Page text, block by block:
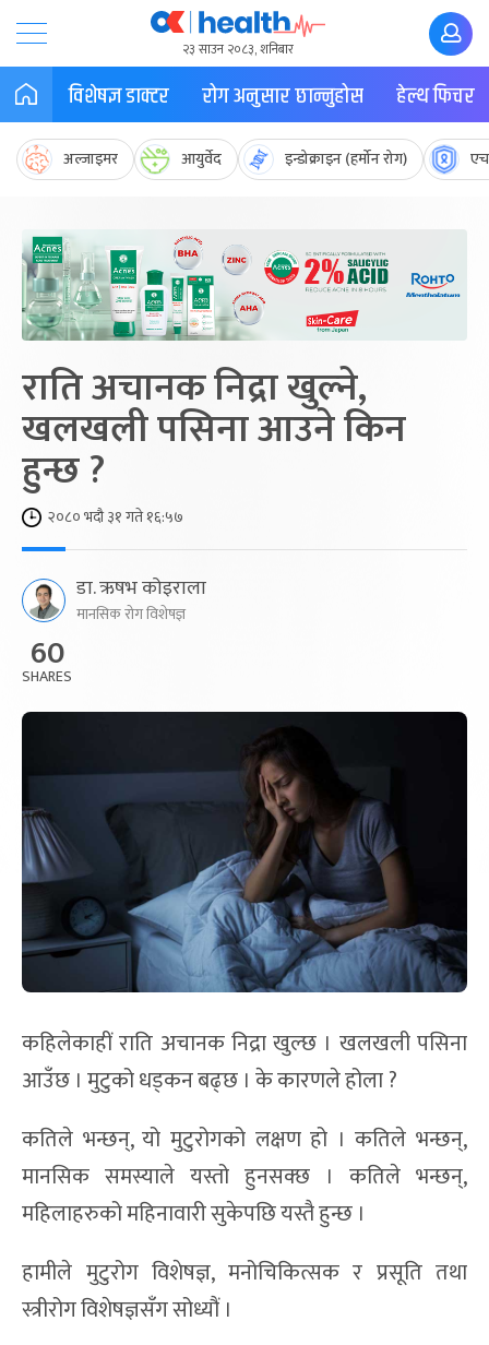
२३ साउन २०८३, शनिबार
विशेषज्ञ डाक्टर रोग अनुसार छान्नुहोस हेल्थ फिचर
अल्जाइमर आयुर्वेद इन्डोक्राइन (हर्मोन रोग)
राति अचानक निद्रा खुल्ने,
खलखली पसिना आउने किन
हुन्छ ?
२०८० भदौ ३१ गते १६:५७
डा. ऋषभ कोइराला
मानसिक रोग विशेषज्ञ
60
SHARES
कहिलेकाहीं राति अचानक निद्रा खुल्छ । खलखली पसिना
आउँछ । मुटुको धड्कन बढ्छ । के कारणले होला ?
कतिले भन्छन्, यो मुटुरोगको लक्षण हो । कतिले भन्छन्,
मानसिक समस्याले यस्तो हुनसक्छ । कतिले भन्छन्,
महिलाहरुको महिनावारी सुकेपछि यस्तै हुन्छ ।
हामीले मुटुरोग विशेषज्ञ, मनोचिकित्सक र प्रसूति तथा
स्त्रीरोग विशेषज्ञसँग सोध्यौं ।